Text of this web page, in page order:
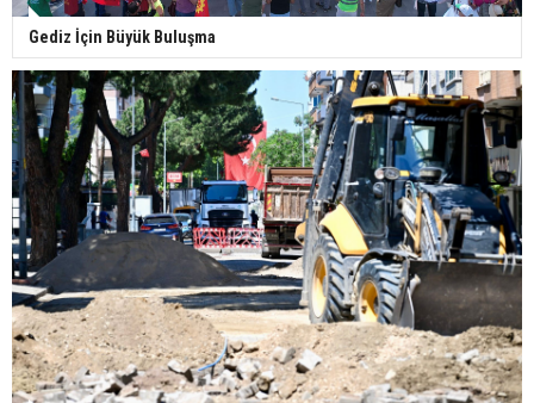
Gediz İçin Büyük Buluşma